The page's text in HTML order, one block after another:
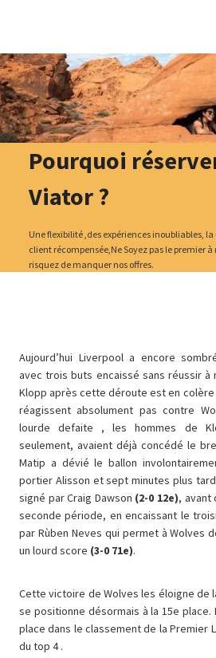
Pourquoi
Viator ?
Une flexibilité ,des expériences inoubliables,
client récompensée,Ne Soyez pas le premier
risquez de manquer nos offres.
Aujourd’hui Liverpool a encore
avec trois buts encaissé sans réussir à
Klopp après cette déroute est en
réagissent absolument pas contre
lourde defaite , les hommes de
seulement, avaient déjà concédé le
Matip a dévié le ballon
portier Alisson et sept minutes plus
signé par Craig Dawson (2-0 12e), avant
seconde période, en encaissant le
par Rùben Neves qui permet à Wolves
un lourd score (3-0 71e).
Cette victoire de Wolves les éloigne de
se positionne désormais à la 15e place.
place dans le classement de la Premier
du top 4 .